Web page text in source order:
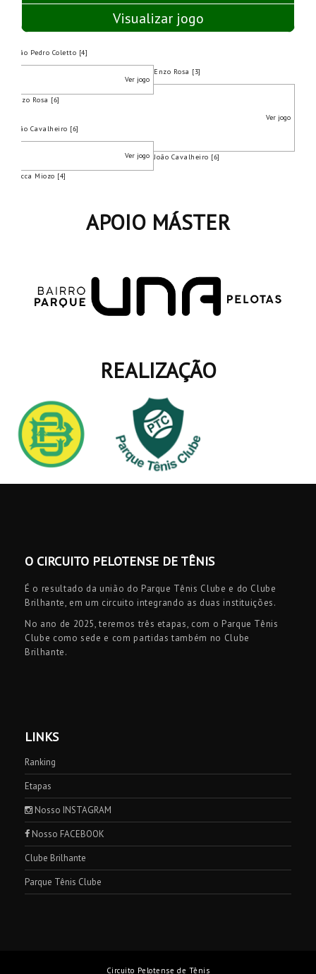
Visualizar jogo
Enzo Rosa [3]
Ver jogo
João Cavalheiro [6]
João Pedro Coletto [4]
Ver jogo
Enzo Rosa [6]
João Cavalheiro [6]
Ver jogo
Lucca Miozo [4]
APOIO MÁSTER
REALIZAÇÃO
O CIRCUITO PELOTENSE DE TÊNIS
É o resultado da união do Parque Tênis Clube e do Clube
Brilhante, em um circuito integrando as duas instituições.
No ano de 2025, teremos três etapas, com o Parque Tênis
Clube como sede e com partidas também no Clube
Brilhante.
LINKS
Ranking
Etapas
Nosso INSTAGRAM
Nosso FACEBOOK
Clube Brilhante
Parque Tênis Clube
Circuito Pelotense de Tênis